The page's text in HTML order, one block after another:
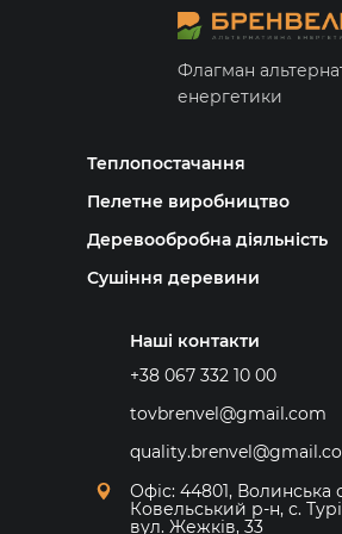
Флагман
енергетики
Теплопостачання
Пелетне виробництво
Деревообробна діяльність
Сушіння деревини
Наші контакти
+38 067 332 10 00
tovbrenvel@gmail.com
Офіс: 44801, Волинська
Ковельський р-н, с.
вул. Жежків, 33